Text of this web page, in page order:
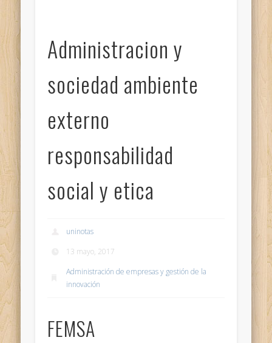
Administracion y
sociedad ambiente
externo
responsabilidad
social y etica
uninotas
13 mayo, 2017
Administración de empresas y gestión de la
innovación
FEMSA